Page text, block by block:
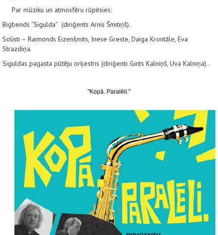
Par mūziku un atmosfēru rūpēsies:
Bigbends “Sigulda” (diriģents Arnis Šmitiņš).
Solisti – Raimonds Eizenšmits, Inese Greste, Daiga Krontāle, Eva
Strazdiņa.
Siguldas pagasta pūtēju orķestris (diriģenti: Gints Kalniņš, Uva Kalniņa)..
"Kopā. Paralēli."